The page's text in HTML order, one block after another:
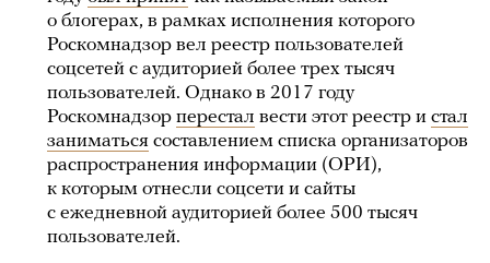
о блогерах, в рамках исполнения которого
Роскомнадзор вел реестр пользователей
соцсетей с аудиторией более трех тысяч
пользователей. Однако в 2017 году
Роскомнадзор перестал вести этот реестр и стал
заниматься составлением списка организаторов
распространения информации (ОРИ),
к которым отнесли соцсети и сайты
с ежедневной аудиторией более 500 тысяч
пользователей.